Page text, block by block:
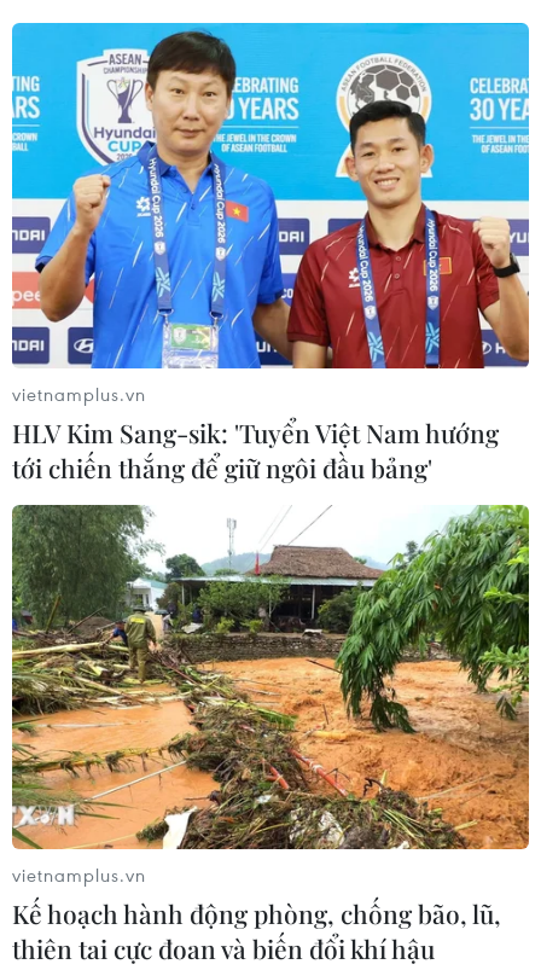
Ngành giáo dục vẫn loay hoay tìm lời giải
cho những bài toán cũ
06/08/2019 08:09
Kết thúc năm học 2018-2019, ngành giáo dục vẫn thừa
nhận chưa giải quyết được các bất cập đã tồn tại nhiều
năm như thừa-thiếu giáo viên, hạn chế giáo dục đạo
đức lối sống, bất cập phân luồng...
vietnamplus.vn
HLV Kim Sang-sik: 'Tuyển Việt Nam hướng
tới chiến thắng để giữ ngôi đầu bảng'
vietnamplus.vn
Kế hoạch hành động phòng, chống bão, lũ,
thiên tai cực đoan và biến đổi khí hậu